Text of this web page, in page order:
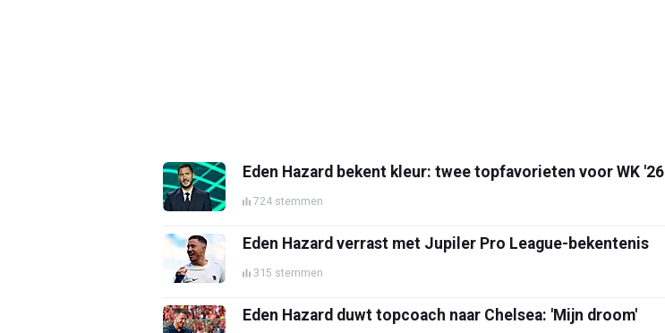
Eden Hazard bekent kleur: twee topfavorieten voor WK '26
724 stemmen
Eden Hazard verrast met Jupiler Pro League-bekentenis
315 stemmen
Eden Hazard duwt topcoach naar Chelsea: 'Mijn droom'